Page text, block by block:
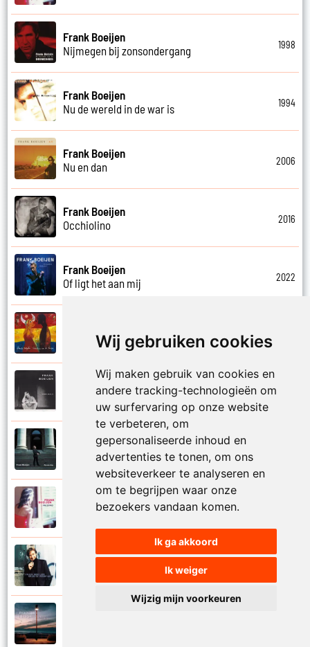
Wij gebruiken cookies
Wij maken gebruik van cookies en
andere tracking-technologieën om
uw surfervaring op onze website
te verbeteren, om
gepersonaliseerde inhoud en
advertenties te tonen, om ons
websiteverkeer te analyseren en
om te begrijpen waar onze
bezoekers vandaan komen.
Ik ga akkoord
Ik weiger
Wijzig mijn voorkeuren
Frank Boeijen
Nijmegen bij zonsondergang
1998
Frank Boeijen
Nu de wereld in de war is
1994
Frank Boeijen
Nu en dan
2006
Frank Boeijen
Occhiolino
2016
Frank Boeijen
Of ligt het aan mij
2022
Onder ons
Frank Boeijen
Onschuld
Frank Boeijen
Op een dag
Frank Boeijen
Op het terras
Frank Boeijen